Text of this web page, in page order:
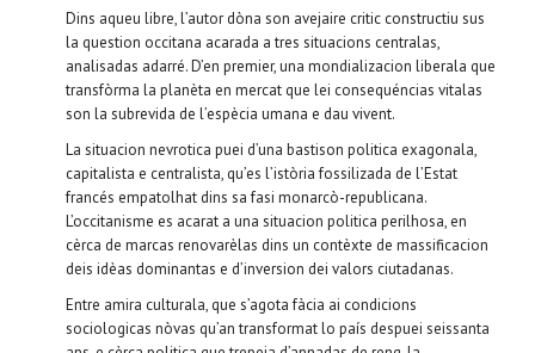
Dins aqueu libre, l’autor dòna son avejaire critic constructiu sus
la question occitana acarada a tres situacions centralas,
analisadas adarré. D’en premier, una mondializacion liberala que
transfòrma la planèta en mercat que lei consequéncias vitalas
son la subrevida de l’espècia umana e dau vivent.
La situacion nevrotica puei d’una bastison politica exagonala,
capitalista e centralista, qu’es l’istòria fossilizada de l’Estat
francés empatolhat dins sa fasi monarcò-republicana.
L’occitanisme es acarat a una situacion politica perilhosa, en
cèrca de marcas renovarèlas dins un contèxte de massificacion
deis idèas dominantas e d’inversion dei valors ciutadanas.
Entre amira culturala, que s’agota fàcia ai condicions
sociologicas nòvas qu’an transformat lo país despuei seissanta